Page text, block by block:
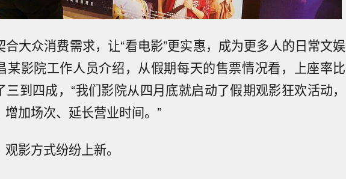
合大众消费需求，让“看电影”更实惠，成为更多人的日常文娱
某影院工作人员介绍，从假期每天的售票情况看，上座率比
到四成，“我们影院从四月底就启动了假期观影狂欢活动，
加场次、延长营业时间。”
影方式纷纷上新。